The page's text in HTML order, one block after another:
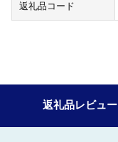
返礼品コード
返礼品レビュー